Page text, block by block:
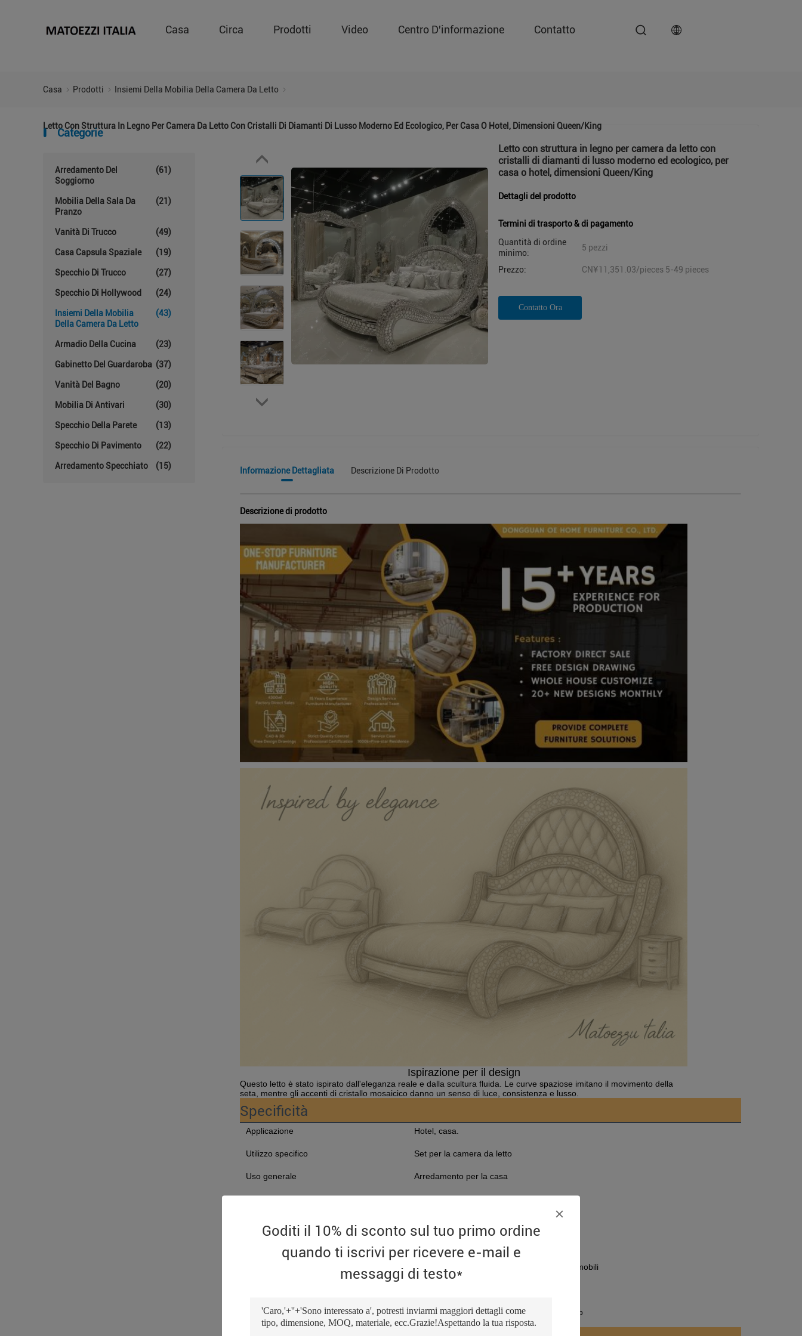
Casa Circa Prodotti Video Centro D'informazione Contatto
Casa Prodotti Insiemi Della Mobilia Della Camera Da Letto
Letto Con Struttura In Legno Per Camera Da Letto Con Cristalli Di Diamanti Di Lusso Moderno Ed Ecologico, Per Casa O Hotel, Dimensioni Queen/King
Categorie
Arredamento Del
Soggiorno
(61)
Mobilia Della Sala Da
Pranzo
(21)
Vanità Di Trucco (49)
Casa Capsula Spaziale (19)
Specchio Di Trucco (27)
Specchio Di Hollywood (24)
Insiemi Della Mobilia
Della Camera Da Letto
(43)
Armadio Della Cucina (23)
Gabinetto Del Guardaroba (37)
Vanità Del Bagno (20)
Mobilia Di Antivari (30)
Specchio Della Parete (13)
Specchio Di Pavimento (22)
Arredamento Specchiato (15)
Letto con struttura in legno per camera da letto con
cristalli di diamanti di lusso moderno ed ecologico, per
casa o hotel, dimensioni Queen/King
Dettagli del prodotto
Termini di trasporto & di pagamento
Quantità di ordine
minimo:
5 pezzi
Prezzo: CN¥11,351.03/pieces 5-49 pieces
Contatto Ora
Informazione Dettagliata Descrizione Di Prodotto
Descrizione di prodotto
Ispirazione per il design
Questo letto è stato ispirato dall'eleganza reale e dalla scultura fluida. Le curve spaziose imitano il movimento della
seta, mentre gli accenti di cristallo mosaicico danno un senso di luce, consistenza e lusso.
Specificità
Applicazione Hotel, casa.
Utilizzo specifico Set per la camera da letto
Uso generale Arredamento per la casa
Stile di progettazione Moderno
Home Arredamento-camera da letto Set di mobili
Parola chiave Ultimi disegni di mobili per la camera da letto
Goditi il 10% di sconto sul tuo primo ordine
quando ti iscrivi per ricevere e-mail e
messaggi di testo*